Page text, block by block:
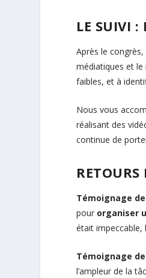
LE SUIVI :
Après le
médiatiques et
faibles, et à
Nous vous
réalisant des
continue de
RETOURS
Témoignage
pour organiser
était impeccable,
Témoignage
l’ampleur de la